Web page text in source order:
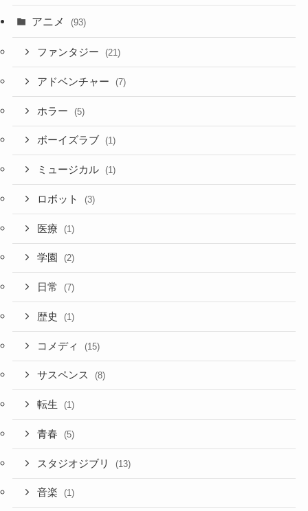
アニメ (93)
ファンタジー (21)
アドベンチャー (7)
ホラー (5)
ボーイズラブ (1)
ミュージカル (1)
ロボット (3)
医療 (1)
学園 (2)
日常 (7)
歴史 (1)
コメディ (15)
サスペンス (8)
転生 (1)
青春 (5)
スタジオジブリ (13)
音楽 (1)